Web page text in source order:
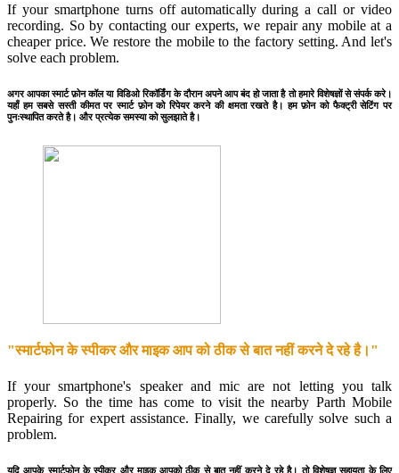
If your smartphone turns off automatically during a call or video
recording. So by contacting our experts, we repair any mobile at a
cheaper price. We restore the mobile to the factory setting. And let's
solve each problem.
अगर आपका स्मार्ट फ़ोन कॉल या विडिओ रिकॉर्डिंग के दौरान अपने आप बंद हो जाता है तो हमारे विशेषज्ञों से संपर्क करे।
यहाँ हम सबसे सस्ती कीमत पर स्मार्ट फ़ोन को रिपेयर करने की क्षमता रखते है। हम फ़ोन को फैक्ट्री सेटिंग पर
पुनःस्थापित करते है। और प्रत्येक समस्या को सुलझाते है।
"स्मार्टफोन के स्पीकर और माइक आप को ठीक से बात नहीं करने दे रहे है।"
If your smartphone's speaker and mic are not letting you talk
properly. So the time has come to visit the nearby Parth Mobile
Repairing for expert assistance. Finally, we carefully solve such a
problem.
यदि आपके स्मार्टफोन के स्पीकर और माइक आपको ठीक से बात नहीं करने दे रहे है। तो विशेषज्ञ सहायता के लिए